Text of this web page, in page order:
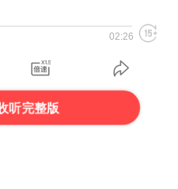
02:26
听完整版